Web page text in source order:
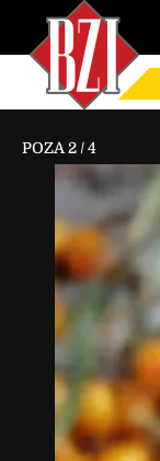
POZA 2 /4